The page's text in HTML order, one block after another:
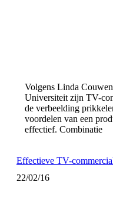
Volgens Linda
Universiteit zijn TV-
de verbeelding
voordelen van een
effectief. Combinatie
Effectieve TV-
22/02/16